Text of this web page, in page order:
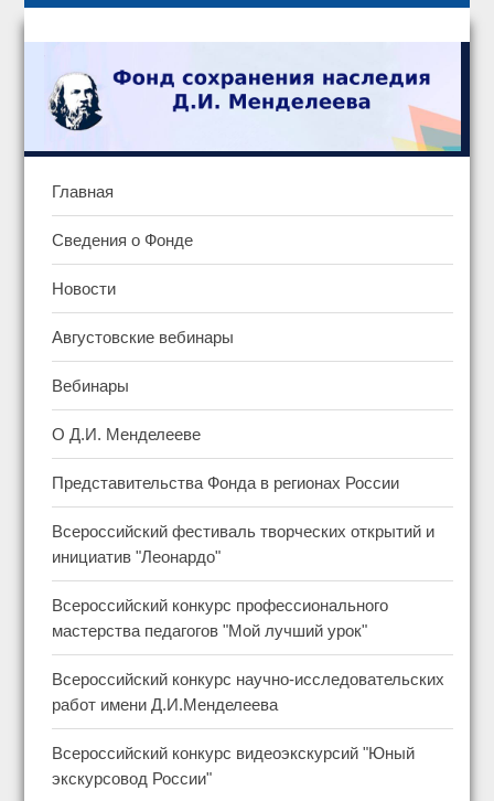
Главная
Сведения о Фонде
Новости
Августовские вебинары
Вебинары
О Д.И. Менделееве
Представительства Фонда в регионах России
Всероссийский фестиваль творческих открытий и
инициатив "Леонардо"
Всероссийский конкурс профессионального
мастерства педагогов "Мой лучший урок"
Всероссийский конкурс научно-исследовательских
работ имени Д.И.Менделеева
Всероссийский конкурс видеоэкскурсий "Юный
экскурсовод России"